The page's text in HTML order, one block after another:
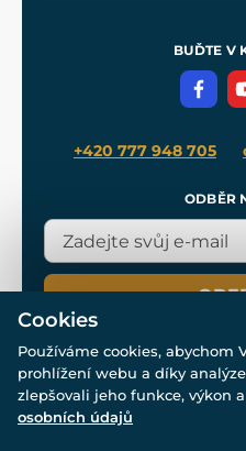
Meče pro Kingdom
BUĎTE V
+420 777 948 705
ODBĚR
© Všechna práva vyhrazena.
Cookies
Používáme cookies, abychom
prohlížení webu a díky
zlepšovali jeho funkce, výkon
osobních údajů